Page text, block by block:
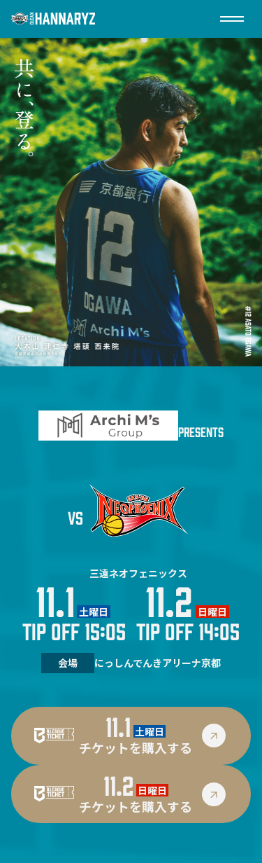
EVENTS
イベント
TIME SCHEDULE
タイムスケジュール
TICKETS
チケット
FOOD
フード
GOODS
グッズ
ACCESS
アクセス
PRESENTS
VS
三遠ネオフェニックス
11.1 土曜日
TIP OFF 15:05
11.2 日曜日
TIP OFF 14:05
会場 にっしんでんきアリーナ京都
11.1 土曜日
チケットを購入する
11.2 日曜日
チケットを購入する